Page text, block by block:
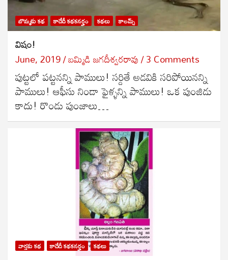
బొమ్మకు కథ కాదేదీ కథకనర్హం కథలు కాలమ్స్
విషం!
June, 2019 బ‌మ్మిడి జ‌గ‌దీశ్వ‌ర‌రావు 3 Comments
పుట్టలో పట్టనన్ని పాములు! సర్దితే అడవికి సరిపోయినన్ని
పాములు! ఆఫీసు నిండా ఫైళ్ళన్ని పాములు! ఒక పుంజిడు
కాదు! రొండు పుంజాలు…
వార్తకు కథ కాదేదీ కథకనర్హం కథలు